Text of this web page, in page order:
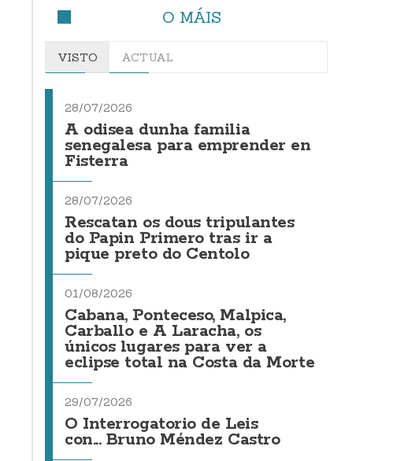
O MÁIS
VISTO ACTUAL
28/07/2026
A odisea dunha familia
senegalesa para emprender en
Fisterra
28/07/2026
Rescatan os dous tripulantes
do Papin Primero tras ir a
pique preto do Centolo
01/08/2026
Cabana, Ponteceso, Malpica,
Carballo e A Laracha, os
únicos lugares para ver a
eclipse total na Costa da Morte
29/07/2026
O Interrogatorio de Leis
con... Bruno Méndez Castro